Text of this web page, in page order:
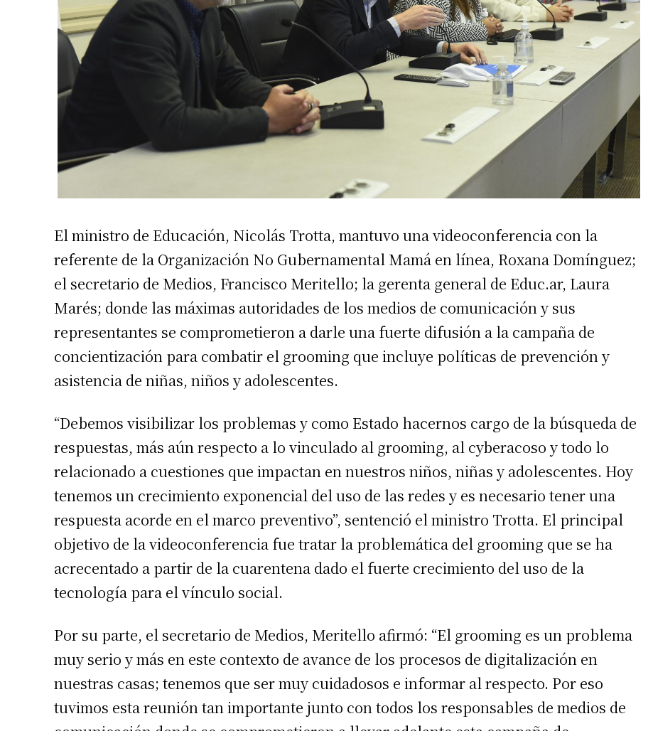
Dirección de correo electrónico*
Nombre
Apellidos
El ministro de Educación, Nicolás Trotta, mantuvo una videoconferencia con la
referente de la Organización No Gubernamental Mamá en línea, Roxana Domínguez;
el secretario de Medios, Francisco Meritello; la gerenta general de Educ.ar, Laura
Marés; donde las máximas autoridades de los medios de comunicación y sus
representantes se comprometieron a darle una fuerte difusión a la campaña de
concientización para combatir el grooming que incluye políticas de prevención y
asistencia de niñas, niños y adolescentes.
“Debemos visibilizar los problemas y como Estado hacernos cargo de la búsqueda de
respuestas, más aún respecto a lo vinculado al grooming, al cyberacoso y todo lo
relacionado a cuestiones que impactan en nuestros niños, niñas y adolescentes. Hoy
tenemos un crecimiento exponencial del uso de las redes y es necesario tener una
respuesta acorde en el marco preventivo”, sentenció el ministro Trotta. El principal
objetivo de la videoconferencia fue tratar la problemática del grooming que se ha
acrecentado a partir de la cuarentena dado el fuerte crecimiento del uso de la
tecnología para el vínculo social.
Por su parte, el secretario de Medios, Meritello afirmó: “El grooming es un problema
muy serio y más en este contexto de avance de los procesos de digitalización en
nuestras casas; tenemos que ser muy cuidadosos e informar al respecto. Por eso
tuvimos esta reunión tan importante junto con todos los responsables de medios de